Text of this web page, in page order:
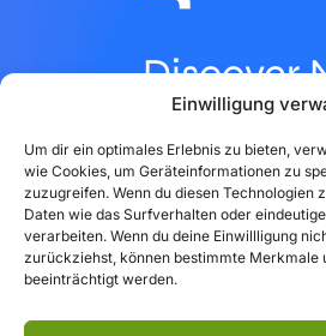
Einwilligung
Um dir ein optimales Erlebnis zu bieten,
wie Cookies, um Geräteinformationen zu
zuzugreifen. Wenn du diesen Technologien
Daten wie das Surfverhalten oder
verarbeiten. Wenn du deine Einwillligung
zurückziehst, können bestimmte Merkmale
beeinträchtigt werden.
Discover